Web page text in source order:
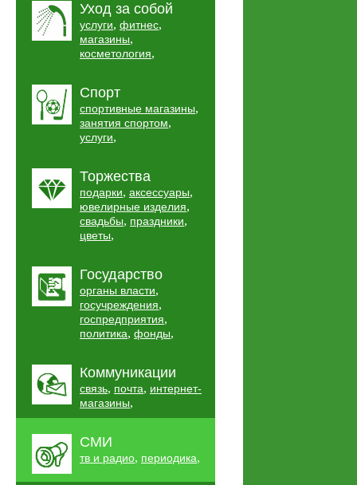
Уход за собой
услуги, фитнес,
магазины,
косметология,
Спорт
спортивные магазины,
занятия спортом,
услуги,
Торжества
подарки, аксессуары,
ювелирные изделия,
свадьбы, праздники,
цветы,
Государство
органы власти,
госучреждения,
госпредприятия,
политика, фонды,
Коммуникации
связь, почта, интернет-
магазины,
СМИ
тв и радио, периодика,